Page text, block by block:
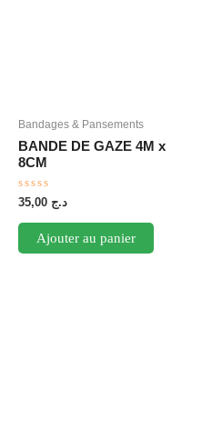
Bandages & Pansements
BANDE DE GAZE 4M x
8CM
Note
0
sur
د.ج
Ajouter au panier